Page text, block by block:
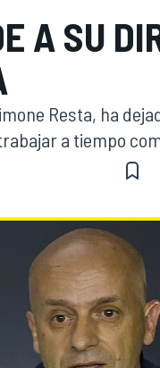
A SU
Resta, ha
a tiempo